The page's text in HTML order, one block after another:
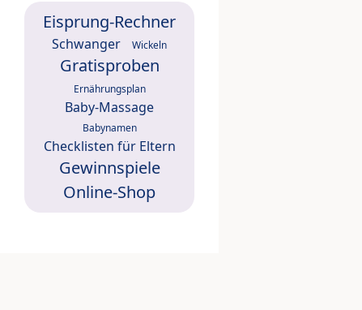
Eisprung-Rechner
Schwanger Wickeln
Gratisproben
Ernährungsplan
Baby-Massage
Babynamen
Checklisten für Eltern
Gewinnspiele
Online-Shop